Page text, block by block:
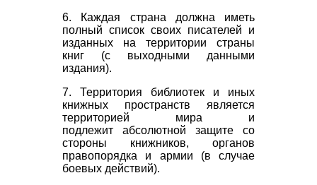
6. Каждая страна должна иметь
полный список своих писателей и
изданных на территории страны
книг (с выходными данными
издания).
7. Территория библиотек и иных
книжных пространств является
территорией мира и
подлежит абсолютной защите со
стороны книжников, органов
правопорядка и армии (в случае
боевых действий).